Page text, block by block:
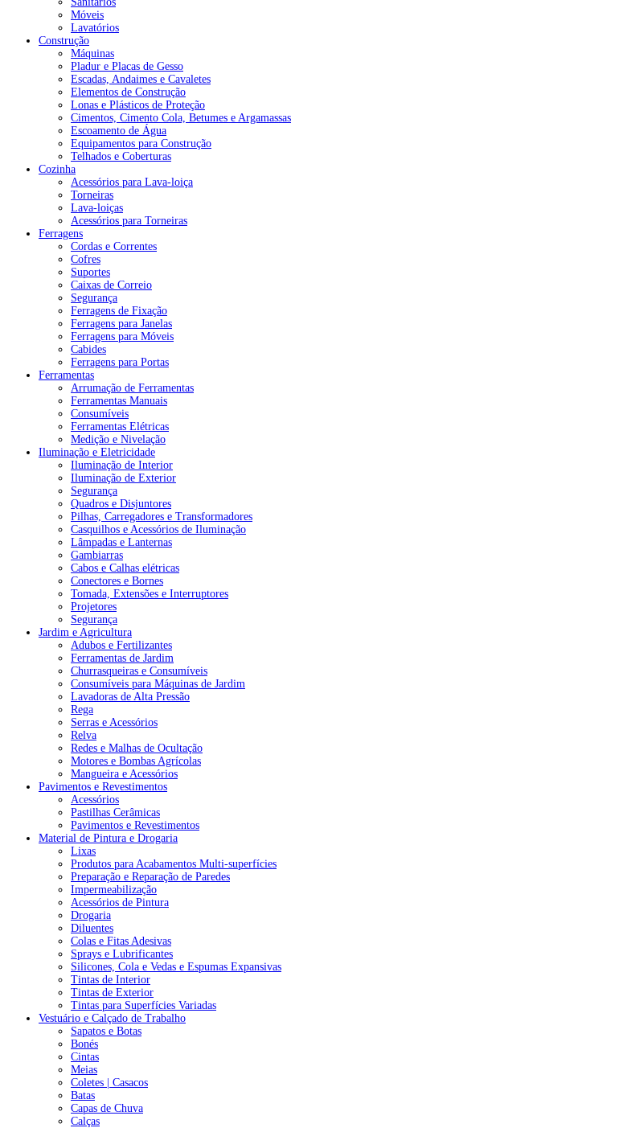
Móveis
Lavatórios
Construção
Máquinas
Pladur e Placas de Gesso
Escadas, Andaimes e Cavaletes
Elementos de Construção
Lonas e Plásticos de Proteção
Cimentos, Cimento Cola, Betumes e Argamassas
Escoamento de Água
Equipamentos para Construção
Telhados e Coberturas
Cozinha
Acessórios para Lava-loiça
Torneiras
Lava-loiças
Acessórios para Torneiras
Ferragens
Cordas e Correntes
Cofres
Suportes
Caixas de Correio
Segurança
Ferragens de Fixação
Ferragens para Janelas
Ferragens para Móveis
Cabides
Ferragens para Portas
Ferramentas
Arrumação de Ferramentas
Ferramentas Manuais
Consumíveis
Ferramentas Elétricas
Medição e Nivelação
Iluminação e Eletricidade
Iluminação de Interior
Iluminação de Exterior
Segurança
Quadros e Disjuntores
Pilhas, Carregadores e Transformadores
Casquilhos e Acessórios de Iluminação
Lâmpadas e Lanternas
Gambiarras
Cabos e Calhas elétricas
Conectores e Bornes
Tomada, Extensões e Interruptores
Projetores
Segurança
Jardim e Agricultura
Adubos e Fertilizantes
Ferramentas de Jardim
Churrasqueiras e Consumíveis
Consumíveis para Máquinas de Jardim
Lavadoras de Alta Pressão
Rega
Serras e Acessórios
Relva
Redes e Malhas de Ocultação
Motores e Bombas Agrícolas
Mangueira e Acessórios
Pavimentos e Revestimentos
Acessórios
Pastilhas Cerâmicas
Pavimentos e Revestimentos
Material de Pintura e Drogaria
Lixas
Produtos para Acabamentos Multi-superfícies
Preparação e Reparação de Paredes
Impermeabilização
Acessórios de Pintura
Drogaria
Diluentes
Colas e Fitas Adesivas
Sprays e Lubrificantes
Silicones, Cola e Vedas e Espumas Expansivas
Tintas de Interior
Tintas de Exterior
Tintas para Superfícies Variadas
Vestuário e Calçado de Trabalho
Sapatos e Botas
Bonés
Cintas
Meias
Coletes | Casacos
Batas
Capas de Chuva
Calças